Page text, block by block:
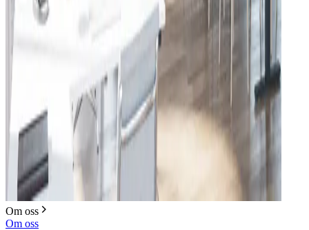
Om oss
Om oss